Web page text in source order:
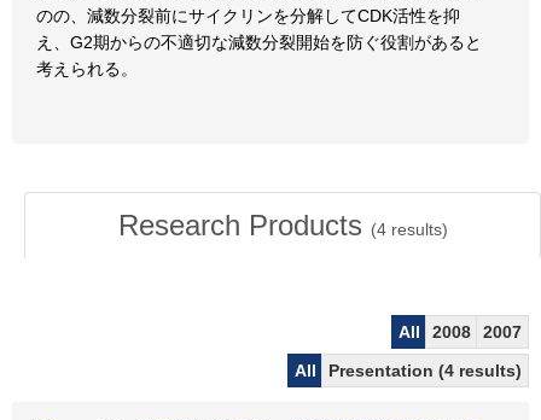
のの、減数分裂前にサイクリンを分解してCDK活性を抑
え、G2期からの不適切な減数分裂開始を防ぐ役割があると
考えられる。
Research Products (4results)
All 2008
2007
All
Presentation (4 results)